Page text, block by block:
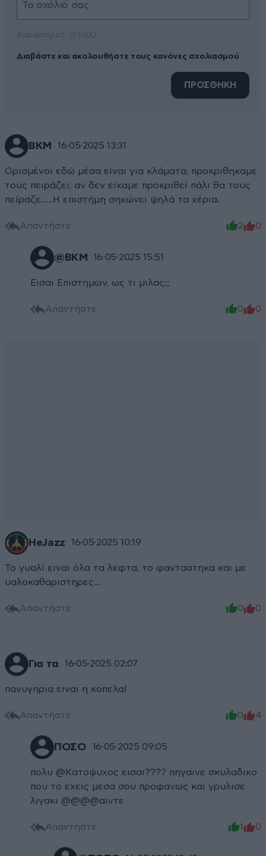
Διαβάστε και ακολουθήστε τους κανόνες σχολιασμού
ΠΡΟΣΘΗΚΗ
ΒΚΜ 16·05·2025 13:31
Ορισμένοι εδώ μέσα είναι για κλάματα, προκριθηκαμε
τους πειράζει, αν δεν είχαμε προκριθεί πάλι θα τους
πείραζε.....Η επιστήμη σηκώνει ψηλά τα χέρια.
Απαντήστε 2 0
@ΒΚΜ 16·05·2025 15:51
Εισαι Επιστημων, ως τι μιλας;;;
Απαντήστε 0 0
HeJazz 16·05·2025 10:19
Το γυαλί ειναι όλα τα λεφτα, το φανταστηκα και με
υαλοκαθαριστηρες...
Απαντήστε 0 0
Για τα 16·05·2025 02:07
πανυγηρια ειναι η κοπελα!
Απαντήστε 0 4
ΠΟΣΟ 16·05·2025 09:05
πολυ @Κατοψυχος εισαι???? πηγαινε σκυλαδικο
που το εχεις μεσα σου προφανως και γρυλισε
λιγακι @@@@αιντε
Απαντήστε 1 0